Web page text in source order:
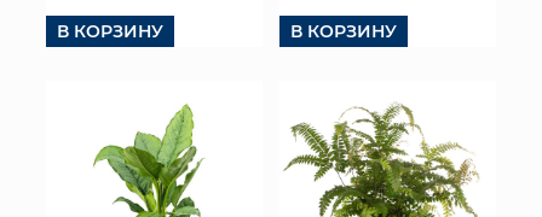
В КОРЗИНУ В КОРЗИНУ